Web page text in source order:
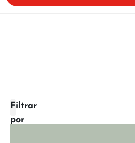
Filtrar
por